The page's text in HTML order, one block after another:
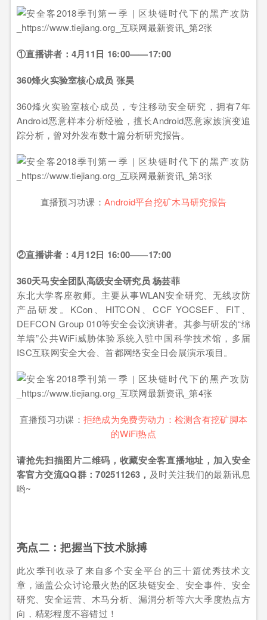
①直播讲者：4月11日 16:00——17:00
360烽火实验室核心成员 张昊
360烽火实验室核心成员，专注移动安全研究，拥有7年
Android恶意样本分析经验，擅长Android恶意家族演变追
踪分析，曾对外发布数十篇分析研究报告。
直播预习功课： Android平台挖矿木马研究报告
②直播讲者：4月12日 16:00——17:00
360天马安全团队高级安全研究员 杨芸菲
东北大学客座教师。主要从事WLAN安全研究、无线攻防
产品研发。KCon、HITCON、CCF YOCSEF、FIT、
DEFCON Group 010等安全会议演讲者。其参与研发的“绵
羊墙”公共WiFi威胁体验系统入驻中国科学技术馆，多届
ISC互联网安全大会、首都网络安全日会展演示项目。
直播预习功课： 拒绝成为免费劳动力：检测含有挖矿脚本
的WiFi热点
请抢先扫描图片二维码，收藏安全客直播地址，加入安全
客官方交流QQ群：702511263， 及时关注我们的最新讯息
哟~
亮点二：把握当下技术脉搏
此次季刊收录了来自多个安全平台的三十篇优秀技术文
章，涵盖公众讨论最火热的区块链安全、安全事件、安全
研究、安全运营、木马分析、漏洞分析等六大季度热点方
向，精彩程度不容错过！